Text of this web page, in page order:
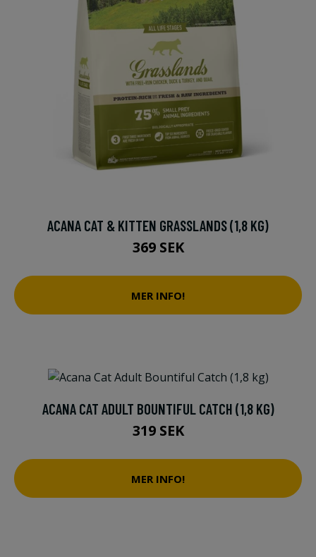
ACANA CAT & KITTEN GRASSLANDS (1,8 KG)
369 SEK
MER INFO!
ACANA CAT ADULT BOUNTIFUL CATCH (1,8 KG)
319 SEK
MER INFO!